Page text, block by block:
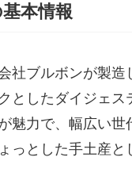
本情報
社ブルボンが製
としたダイジェ
魅力で、幅広い
っとした手土産と